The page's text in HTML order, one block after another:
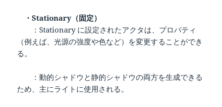
・Stationary（固定）
：Stationary に設定されたアクタは、プロパティ
（例えば、光源の強度や色など）を変更することができ
る。
：動的シャドウと静的シャドウの両方を生成できる
ため、主にライトに使用される。